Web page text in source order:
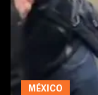
MÉXICO